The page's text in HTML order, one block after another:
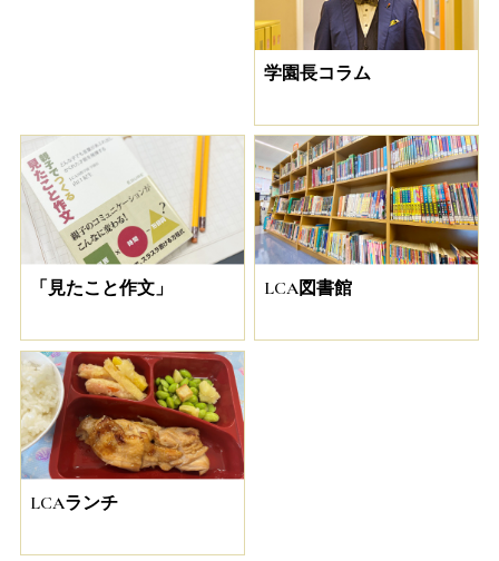
学園長コラム
「見たこと作文」 LCA図書館
LCAランチ